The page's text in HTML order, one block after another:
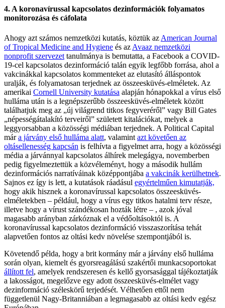
4. A koronavírussal kapcsolatos dezinformációk folyamatos
monitorozása és cáfolata
Ahogy azt számos nemzetközi kutatás, köztük az American Journal
of Tropical Medicine and Hygiene és az Avaaz nemzetközi
nonprofit szervezet tanulmánya is bemutatta, a Facebook a COVID-
19-cel kapcsolatos dezinformáció talán egyik legfőbb forrása, ahol a
vakcinákkal kapcsolatos kommenteket az elutasító álláspontok
uralják, és folyamatosan terjednek az összeesküvés-elméletek. Az
amerikai Cornell University kutatása alapján hónapokkal a vírus első
hulláma után is a legnépszerűbb összeesküvés-elméletek között
találhatjuk meg az „új világrend titkos fegyveréről” vagy Bill Gates
„népességátalakító terveiről” született kitalációkat, melyek a
leggyorsabban a közösségi médiában terjednek. A Political Capital
mára járvány első hulláma alatt, valamint azt követően az
oltásellenesség kapcsán is felhívta a figyelmet arra, hogy a közösségi
média a járvánnyal kapcsolatos álhírek melegágya, novemberben
pedig figyelmeztettük a közvéleményt, hogy a második hullám
dezinformációs narratíváinak középpontjába a vakcinák kerülhetnek.
Sajnos ez így is lett, a kutatások ráadásul egyértelműen kimutatják,
hogy akik hisznek a koronavírussal kapcsolatos összeesküvés-
elméletekben – például, hogy a vírus egy titkos hatalmi terv része,
illetve hogy a vírust szándékosan hozták létre – , azok jóval
magasabb arányban zárkóznak el a védőoltásoktól is. A
koronavírussal kapcsolatos dezinformáció visszaszorítása tehát
alapvetően fontos az oltási kedv növelése szempontjából is.
Követendő példa, hogy a brit kormány már a járvány első hulláma
során olyan, kiemelt és gyorsreagálású szakértői munkacsoportokat
állított fel, amelyek rendszeresen és kellő gyorsasággal tájékoztatják
a lakosságot, megelőzve egy adott összeesküvés-elmélet vagy
dezinformáció széleskörű terjedését. Vélhetően ettől nem
függetlenül Nagy-Britanniában a legmagasabb az oltási kedv egész